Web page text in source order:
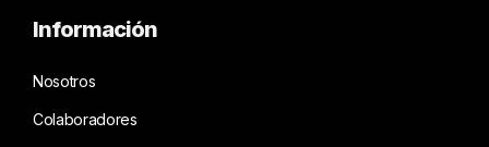
Información
Nosotros
Colaboradores